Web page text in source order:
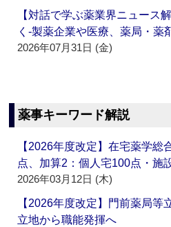
【対話で学ぶ薬業界ニュース
く‐製薬企業や医療、薬局・
2026年07月31日 (金)
薬事キーワード解説
【2026年度改定】在宅薬学総
点、加算2：個人宅100点・施
2026年03月12日 (木)
【2026年度改定】門前薬局
立地から職能発揮へ